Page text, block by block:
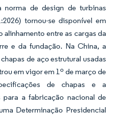
norma de design de turbinas
tornou-se disponível em
entre as cargas da
e da fundação. Na China, a
de aço estrutural usadas
em vigor em 1º de março de
de chapas e a
a fabricação nacional de
Determinação Presidencial